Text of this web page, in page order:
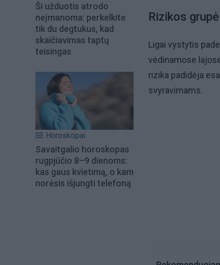
Ši užduotis atrodo
neįmanoma: perkelkite
tik du degtukus, kad
skaičiavimas taptų
teisingas
Horoskopai
Savaitgalio horoskopas
rugpjūčio 8–9 dienoms:
kas gaus kvietimą, o kam
norėsis išjungti telefoną
Rizikos
Ligai vystytis
vėdinamose
rizika padidėja
svyravimams.